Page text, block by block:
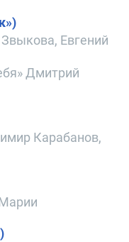
Евгений
Дмитрий
Карабанов,